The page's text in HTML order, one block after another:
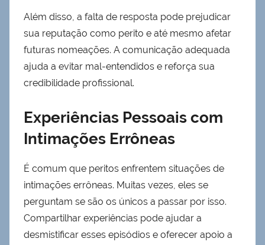
Além disso, a falta de resposta pode prejudicar
sua reputação como perito e até mesmo afetar
futuras nomeações. A comunicação adequada
ajuda a evitar mal-entendidos e reforça sua
credibilidade profissional.
Experiências Pessoais com
Intimações Errôneas
É comum que peritos enfrentem situações de
intimações errôneas. Muitas vezes, eles se
perguntam se são os únicos a passar por isso.
Compartilhar experiências pode ajudar a
desmistificar esses episódios e oferecer apoio a